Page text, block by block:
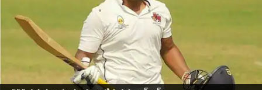
Jayachandra Akuri Jan 18, 2023 10:01 am
ఈ వార్తాకథనం ఏంటి
గత కొన్నెళ్లుగాటీమిండియాలో చోటు కోసం
ఎదురుచూస్తున్న భారత్ క్రికెటర్ సర్ఫరాజ్ ఖాన్ రంజీ